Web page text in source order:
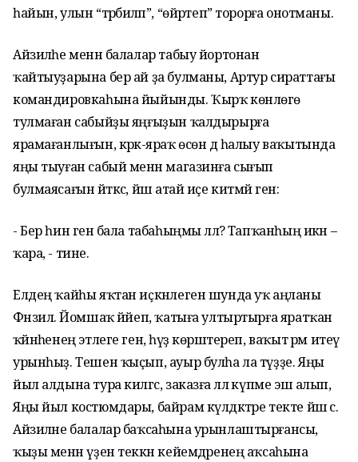
һайын, улын “тәрбиәләп”, “өйрәтеп” торорға онотманы.
Айзиләһе менән балалар табыу йортонан
ҡайтыуҙарына бер ай ҙа булманы, Артур сираттағы
командировкаһына йыйынды. Ҡырҡ көнлөгө
тулмаған сабыйҙы яңғыҙын ҡалдырырға
ярамағанлығын, кәрәк-яраҡ өсөн дә һалыу ваҡытында
яңы тыуған сабый менән магазинға сығып
булмаясағын әйткәс, йәш атай иҫе китмәй генә:
- Бер һин генә бала табаһыңмы әллә? Тапҡанһың икән –
ҡара, - тине.
Елдең ҡайһы яҡтан иҫкәнлеген шунда уҡ аңланы
Фәнзилә. Йомшаҡ йәйеп, ҡатыға ултыртырға яратҡан
ҡәйнәһенең этлеге генә, һүҙ көрәштереп, ваҡыт әрәм итеү
урынһыҙ. Тешен ҡыҫып, ауыр булһа ла түҙҙе. Яңы
йыл алдына тура килгәс, заказға әллә күпме эш алып,
Яңы йыл костюмдары, байрам күлдәктәре текте йәш әсә.
Айзиләне балалар баҡсаһына урынлаштырғансы,
ҡыҙы менән үҙен теккән кейемдәренең аҡсаһына